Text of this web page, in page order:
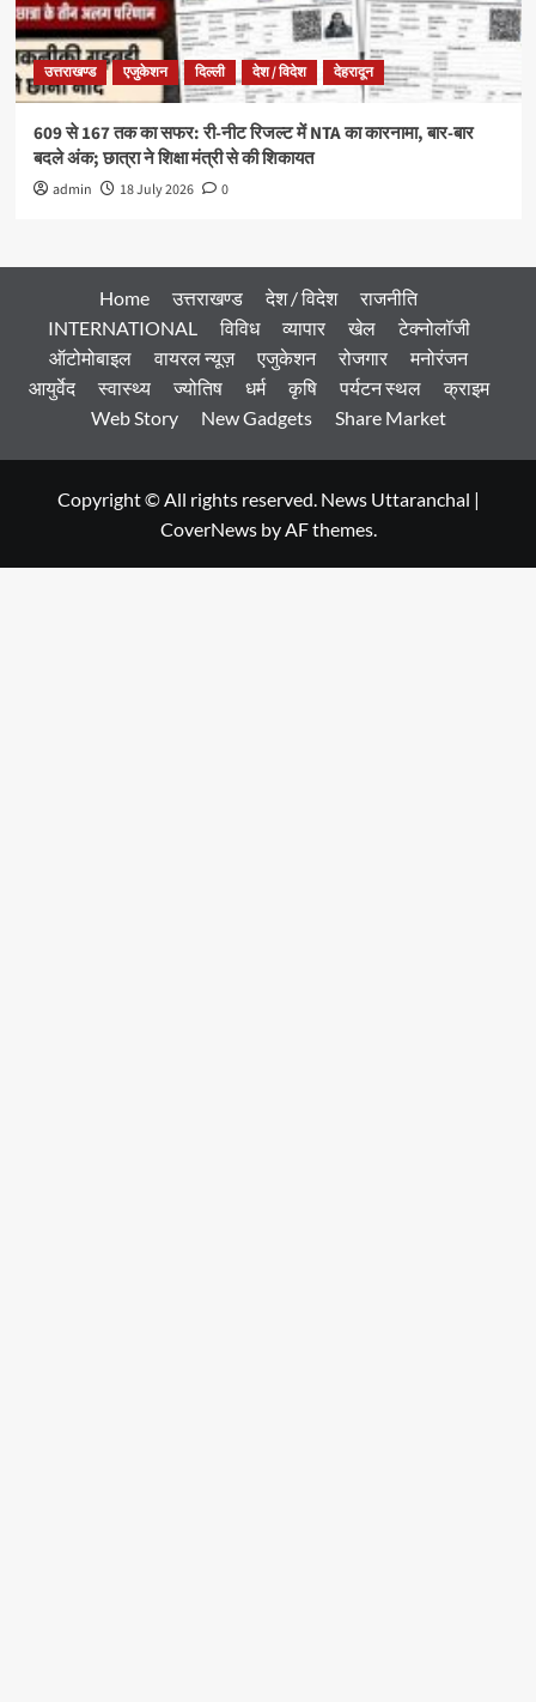
उत्तराखण्ड एजुकेशन दिल्ली देश / विदेश देहरादून
609 से 167 तक का सफर: री-नीट रिजल्ट में NTA का कारनामा, बार-बार
बदले अंक; छात्रा ने शिक्षा मंत्री से की शिकायत
admin 18 July 2026 0
Home उत्तराखण्ड देश / विदेश
राजनीति
INTERNATIONAL
विविध व्यापार खेल
टेक्नोलॉजी
ऑटोमोबाइल
वायरल न्यूज़ एजुकेशन रोजगार
मनोरंजन
आयुर्वेद
स्वास्थ्य ज्योतिष धर्म कृषि पर्यटन स्थल
क्राइम
Web Story
New Gadgets Share Market
Copyright © All rights reserved. News Uttaranchal |
CoverNewsby AF themes.